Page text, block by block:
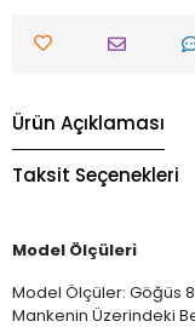
Ürün Açıklaması
Taksit Seçenekleri
Model Ölçüleri
Model Ölçüler: Göğüs
Mankenin Üzerindeki